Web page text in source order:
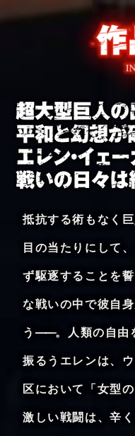
抵抗する術もなく
目の当たりにして
ず駆逐することを
な戦いの中で彼自
う ——。人類の自由
振るうエレンは、
区において「女型
激しい戦闘は、辛